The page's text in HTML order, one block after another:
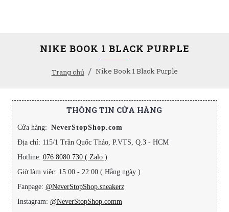
Trang chủ Nike Book 1 Black Purple
NIKE BOOK 1 BLACK PURPLE
THÔNG TIN CỬA HÀNG
Cửa hàng: NeverStopShop.com
Địa chỉ: 115/1 Trần Quốc Thảo, P.VTS, Q.3 - HCM
Hotline: 076 8080 730 ( Zalo )
Giờ làm việc: 15:00 - 22:00 ( Hằng ngày )
Fanpage: @NeverStopShop.sneakerz
Instagram: @NeverStopShop.comm